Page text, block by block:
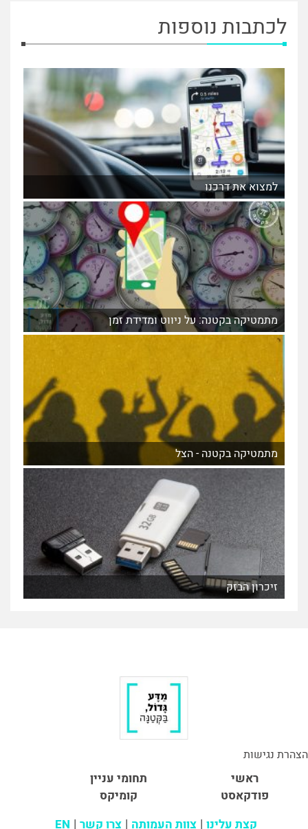
לכתבות נוספות
למצוא את דרכנו
מתמטיקה בקטנה: על ניווט ומדידת זמן
מתמטיקה בקטנה - הצל
זיכרון הבזק
הצהרת נגישות
ראשי
תחומי עניין
פודקאסט
קומיקס
קצת עלינו צוות העמותה צרו קשר EN